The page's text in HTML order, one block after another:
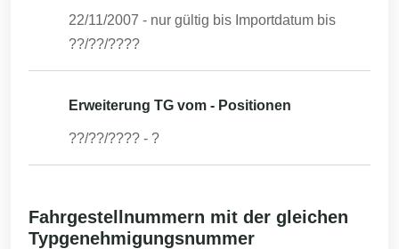
22/11/2007 - nur gültig bis Importdatum bis
??/??/????
Erweiterung TG vom - Positionen
??/??/???? - ?
Fahrgestellnummern mit der gleichen
Typgenehmigungsnummer